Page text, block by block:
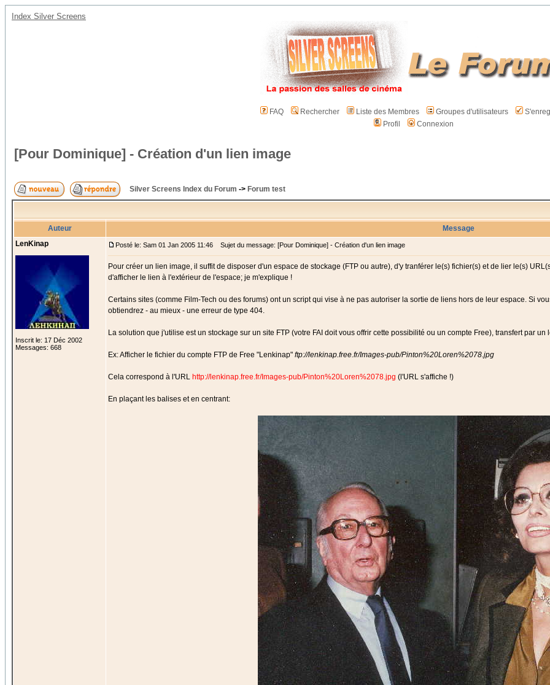
Index Silver Screens
FAQ Rechercher Liste des Membres Groupes d'utilisateurs
Profil
Connexion
[Pour Dominique] - Création d'un lien image
Silver Screens Index du Forum -> Forum test
Auteur
Message
LenKinap
Inscrit le: 17 Déc 2002
Messages: 668
Posté le: Sam 01 Jan 2005 11:46 Sujet du message: [Pour Dominique] - Création d'un lien image
Pour créer un lien image, il suffit de disposer d'un espace de stockage (FTP ou autre), d'y tranférer le(s) fichier(s) et de lier le(s)
d'afficher le lien à l'extérieur de l'espace; je m'explique !
Certains sites (comme Film-Tech ou des forums) ont un script qui vise à ne pas autoriser la sortie de liens hors de leur espace. Si
obtiendrez - au mieux - une erreur de type 404.
La solution que j'utilise est un stockage sur un site FTP (votre FAI doit vous offrir cette possibilité ou un compte Free), transfert par un
Ex: Afficher le fichier du compte FTP de Free "Lenkinap" ftp://lenkinap.free.fr/Images-pub/Pinton%20Loren%2078.jpg
Cela correspond à l'URL http://lenkinap.free.fr/Images-pub/Pinton%20Loren%2078.jpg (l'URL s'affiche !)
En plaçant les balises et en centrant: